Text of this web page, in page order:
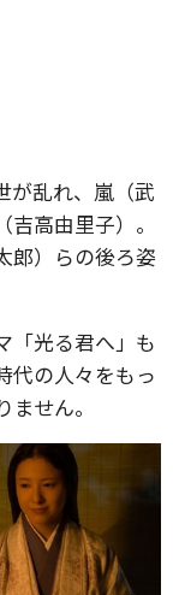
が乱れ、嵐（武
高由里子）。
郎）らの後ろ姿
光る君へ」も
代の人々をもっ
せん。